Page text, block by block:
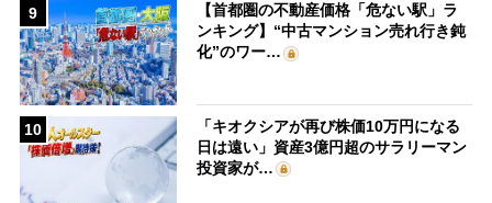
9
【首都圏の不動産価格「危ない駅」ラ
ンキング】“中古マンション売れ行き鈍
化”のワー…
10
「キオクシアが再び株価10万円になる
日は遠い」資産3億円超のサラリーマン
投資家が…